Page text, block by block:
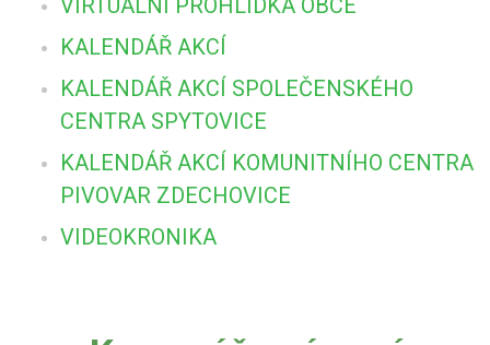
KALENDÁŘ AKCÍ
KALENDÁŘ AKCÍ SPOLEČENSKÉHO
CENTRA SPYTOVICE
KALENDÁŘ AKCÍ KOMUNITNÍHO CENTRA
PIVOVAR ZDECHOVICE
VIDEOKRONIKA